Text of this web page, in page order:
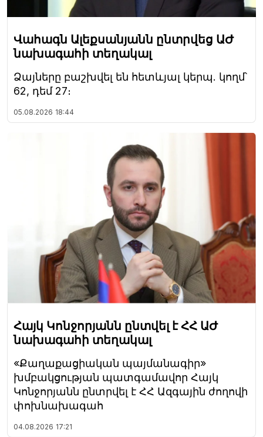
Վահագն Ալեքսանյանն ընտրվեց ԱԺ
նախագահի տեղակալ
Ձայները բաշխվել են հետևյալ կերպ. կողմ՝
62, դեմ 27։
05.08.2026 18:44
Հայկ Կոնջորյանն ընտվել է ՀՀ ԱԺ
նախագահի տեղակալ
«Քաղաքացիական պայմանագիր»
խմբակցության պատգամավոր Հայկ
Կոնջորյանն ընտրվել է ՀՀ Ազգային ժողովի
փոխնախագահ
04.08.2026 17:21